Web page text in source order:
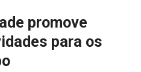
promove
para os